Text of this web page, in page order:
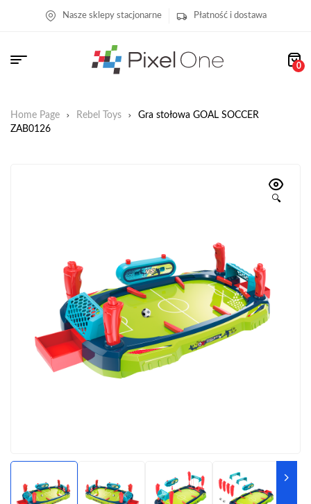
Nasze sklepy stacjonarne Płatność i dostawa
0
Home Page Rebel Toys
Gra stołowa GOAL SOCCER
ZAB0126
🔍